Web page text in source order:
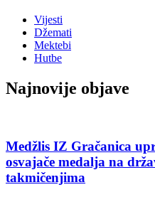
Vijesti
Džemati
Mektebi
Hutbe
Najnovije objave
Medžlis IZ Gračanica
osvajače medalja na
takmičenjima